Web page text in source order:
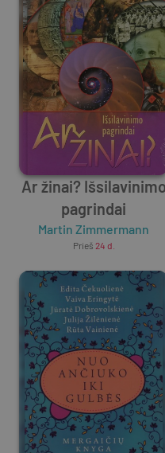
Ar žinai? Išsilavinimo
pagrindai
Martin Zimmermann
Prieš 24 d.